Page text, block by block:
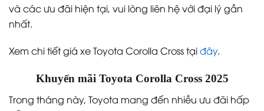
và các ưu đãi hiện tại, vui lòng liên hệ với đại lý gần
nhất.
Xem chi tiết giá xe Toyota Corolla Cross tạiđây.
Khuyến mãi Toyota Corolla Cross 2025
Trong tháng này, Toyota mang đến nhiều ưu đãi hấp